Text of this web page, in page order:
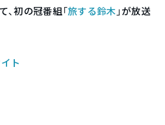
、初の冠番組「旅する鈴木 」が放送
ト